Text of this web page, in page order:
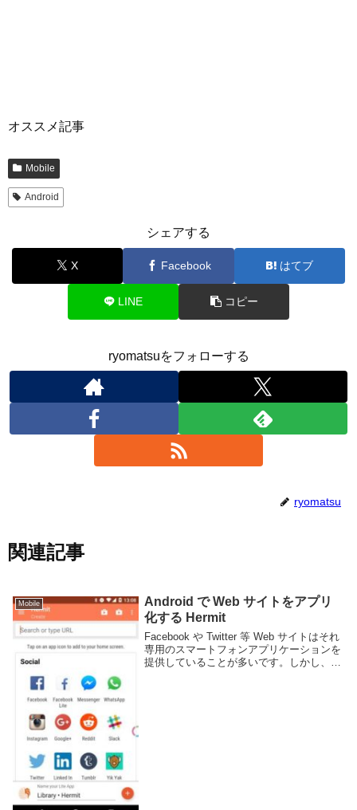
オススメ記事
Mobile
Android
シェアする
X Facebook はてブ
LINE コピー
ryomatsuをフォローする
ryomatsu
関連記事
Mobile
Android で Web サイトをアプリ
化する Hermit
Facebook や Twitter 等 Web サイトはそれ
専用のスマートフォンアプリケーションを
提供していることが多いです。しかし、そ